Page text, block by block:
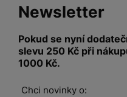
Newsletter
Pokud se nyní
slevu 250 Kč při
1000 Kč.
Chci novinky o: